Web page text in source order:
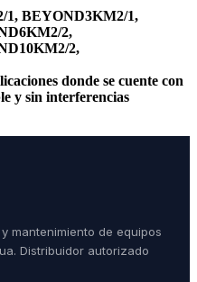
1, BEYOND3KM2/1,
2,
2,
donde se cuente con
y sin interferencias
mantenimiento de equipos
Distribuidor autorizado